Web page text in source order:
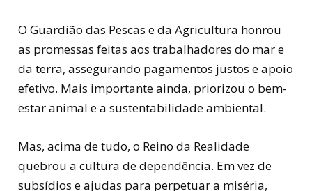
O Guardião das Pescas e da Agricultura honrou
as promessas feitas aos trabalhadores do mar e
da terra, assegurando pagamentos justos e apoio
efetivo. Mais importante ainda, priorizou o bem-
estar animal e a sustentabilidade ambiental.
Mas, acima de tudo, o Reino da Realidade
quebrou a cultura de dependência. Em vez de
subsídios e ajudas para perpetuar a miséria,